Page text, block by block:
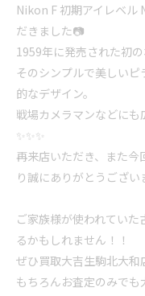
Nikon F 初期アイレベル
だきました📷
1959年に発売された初
そのシンプルで美しい
的なデザイン。
戦場カメラマンなどに
✨✨✨
再来店いただき、また今
り誠にありがとうござい
ご家族様が使われてい
るかもしれません！！
ぜひ買取大吉生駒北大
もちろんお査定のみで